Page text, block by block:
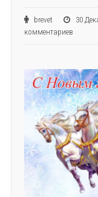
brevet 30
комментариев